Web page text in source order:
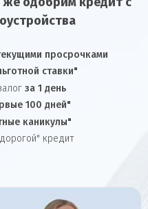
же одобрим кредит с
просрочками
ставки"
за 1 день
100 дней"
каникулы"
кредит